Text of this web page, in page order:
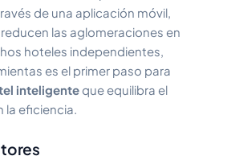
de una aplicación móvil,
las aglomeraciones en
hoteles independientes,
es el primer paso para
inteligente que equilibra el
la eficiencia.